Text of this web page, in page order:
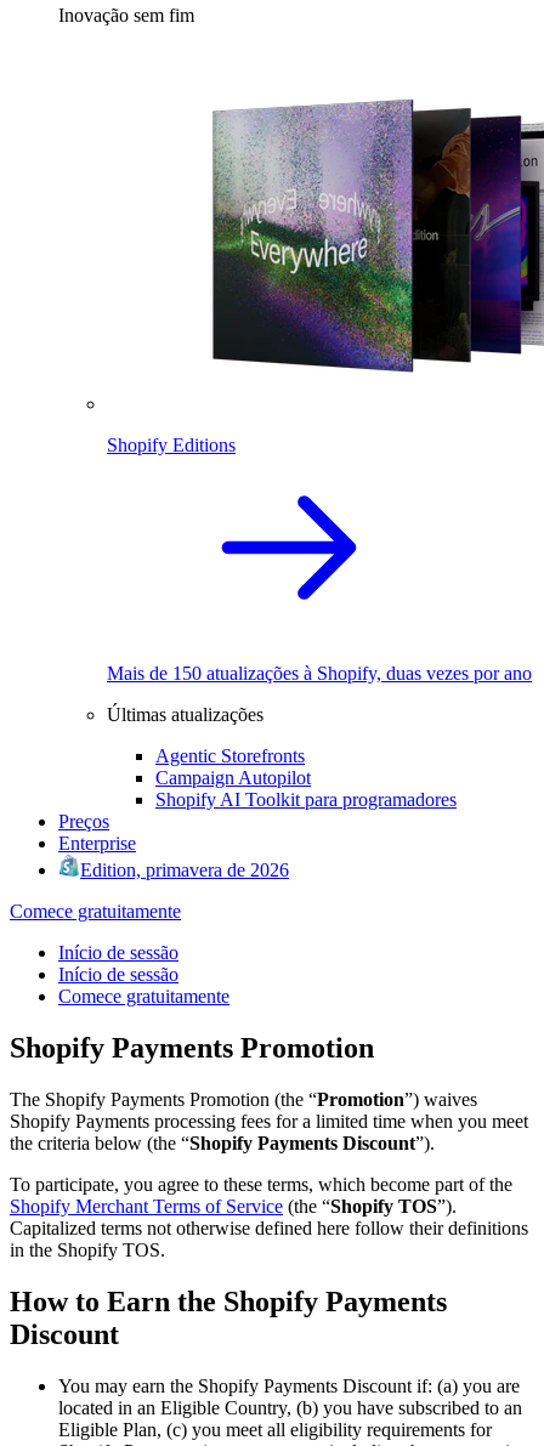
Inovação sem fim
Shopify Editions
Mais de 150 atualizações à Shopify, duas vezes por ano
Últimas atualizações
Agentic Storefronts
Campaign Autopilot
Shopify AI Toolkit para programadores
Preços
Enterprise
Edition, primavera de 2026
Comece gratuitamente
Início de sessão
Início de sessão
Comece gratuitamente
Shopify Payments Promotion
The Shopify Payments Promotion (the “Promotion”) waives
Shopify Payments processing fees for a limited time when you meet
the criteria below (the “Shopify Payments Discount”).
To participate, you agree to these terms, which become part of the
Shopify Merchant Terms of Service (the “Shopify TOS”).
Capitalized terms not otherwise defined here follow their definitions
in the Shopify TOS.
How to Earn the Shopify Payments
Discount
You may earn the Shopify Payments Discount if: (a) you are
located in an Eligible Country, (b) you have subscribed to an
Eligible Plan, (c) you meet all eligibility requirements for